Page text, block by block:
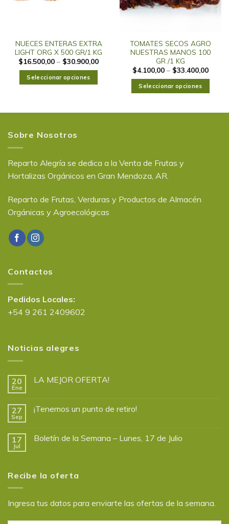
NUECES ENTERAS EXTRA
LIGHT ORG X 500 GR/1 KG
$16.500,00 – $30.900,00
Seleccionar opciones
TOMATES SECOS AGRO
NUESTRAS MANOS 100
GR /1 KG
$4.100,00 – $33.400,00
Seleccionar opciones
Sobre Nosotros
Reparto Alegría se dedica a la Venta de Frutas y
Hortalizas Orgánicos en Gran Mendoza, AR.
Reparto de Frutas, Verduras y Productos de Almacén
Orgánicas y Agroecológicas
Contactos
Pedidos Locales:
+54 9 261 2409602
Noticias alegres
20
Ene
LA MEJOR OFERTA!
27
Sep
¡Tenemos un punto de retiro!
17
Jul
Boletín de la Semana – Lunes, 17 de Julio
Recibe la oferta
Ingresa tus datos para enviarte las ofertas de la semana.